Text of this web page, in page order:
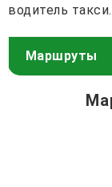
водитель такси.
Маршруты